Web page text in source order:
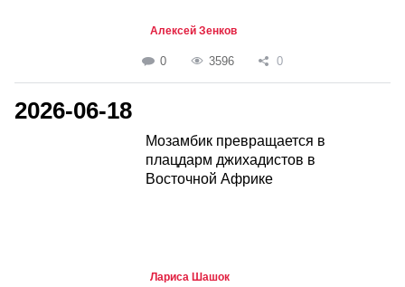
Алексей Зенков
0 3596 0
2026-06-18
Мозамбик превращается в
плацдарм джихадистов в
Восточной Африке
Лариса Шашок